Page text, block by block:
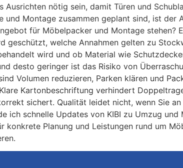
Ausrichten nötig sein, damit Türen und
und Montage zusammen geplant sind, ist
für Möbelpacker und Montage
geschützt, welche Annahmen gelten zu
wird und ob Material wie
desto geringer ist das Risiko von
Volumen reduzieren, Parken klären und
Kartonbeschriftung verhindert
sichert. Qualität leidet nicht, wenn Sie
ich schnelle Updates von KIBI zu Umzug
konkrete Planung und Leistungen rund um